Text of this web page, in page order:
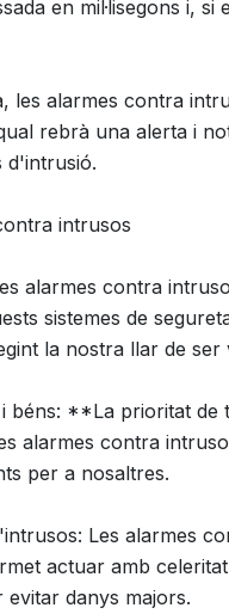
en mil·lisegons i,
les alarmes contra
rebrà una alerta i
d'intrusió.
intrusos
alarmes contra
sistemes de
la nostra llar de
**La prioritat de
alarmes contra
per a nosaltres.
Les alarmes
actuar amb
danys majors.